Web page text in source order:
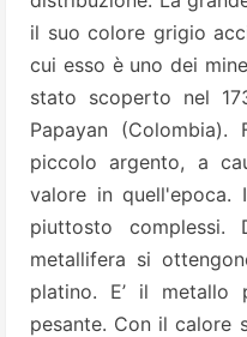
il suo colore grigio
cui esso è uno dei
stato scoperto nel
Papayan (Colombia).
piccolo argento, a
valore in quell'epoca.
piuttosto
metallifera si
platino. E’ il
pesante. Con il calore